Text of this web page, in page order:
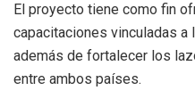
El proyecto tiene como fin
capacitaciones vinculadas a
además de fortalecer los
entre ambos países.